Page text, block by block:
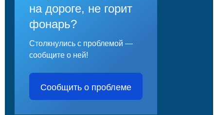
на дороге, не горит
фонарь?
Столкнулись с проблемой —
сообщите о ней!
Сообщить о проблеме